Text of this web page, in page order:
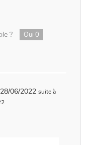
?
Oui 0
06/2022 suite à